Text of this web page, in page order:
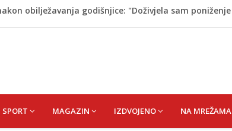
obilježavanja godišnjice: "Doživjela sam poniženje
narednih dana
SPORT MAGAZIN IZDVOJENO NA MREŽAMA